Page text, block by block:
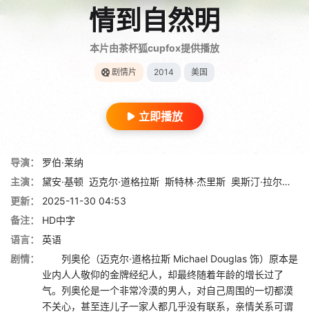
情到自然明
本片由茶杯狐cupfox提供播放
剧情片 2014 美国
立即播放
导演：
罗伯·莱纳
主演：
黛安·基顿 迈克尔·道格拉斯 斯特林·杰里斯 奥斯汀·拉尔西
更新：
2025-11-30 04:53
备注：
HD中字
语言：
英语
剧情：
列奥伦（迈克尔·道格拉斯 Michael Douglas 饰）原本是
业内人人敬仰的金牌经纪人，却最终随着年龄的增长过了
气。列奥伦是一个非常冷漠的男人，对自己周围的一切都漠
不关心，甚至连儿子一家人都几乎没有联系，亲情关系可谓